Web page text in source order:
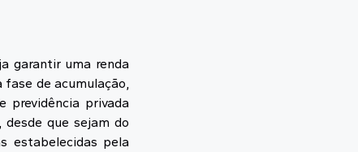
garantir uma renda
de acumulação,
previdência privada
que sejam do
estabelecidas pela